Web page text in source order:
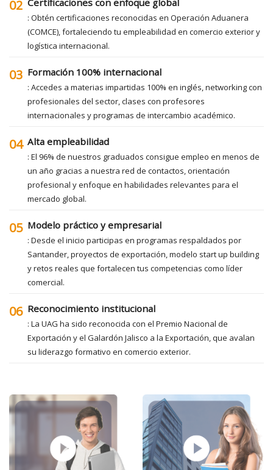
02 Certificaciones con enfoque global
: Obtén certificaciones reconocidas en Operación Aduanera
(COMCE), fortaleciendo tu empleabilidad en comercio exterior y
logística internacional.
03 Formación 100% internacional
: Accedes a materias impartidas 100% en inglés, networking con
profesionales del sector, clases con profesores
internacionales y programas de intercambio académico.
04 Alta empleabilidad
: El 96% de nuestros graduados consigue empleo en menos de
un año gracias a nuestra red de contactos, orientación
profesional y enfoque en habilidades relevantes para el
mercado global.
05 Modelo práctico y empresarial
: Desde el inicio participas en programas respaldados por
Santander, proyectos de exportación, modelo start up building
y retos reales que fortalecen tus competencias como líder
comercial.
06 Reconocimiento institucional
: La UAG ha sido reconocida con el Premio Nacional de
Exportación y el Galardón Jalisco a la Exportación, que avalan
su liderazgo formativo en comercio exterior.